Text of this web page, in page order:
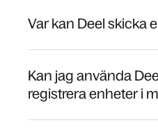
Var kan Deel skicka
Kan jag använda
registrera enheter i